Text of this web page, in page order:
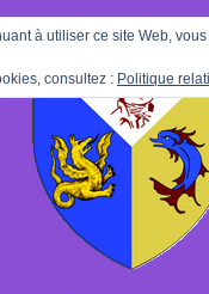
à utiliser ce site Web,
consultez : Politique